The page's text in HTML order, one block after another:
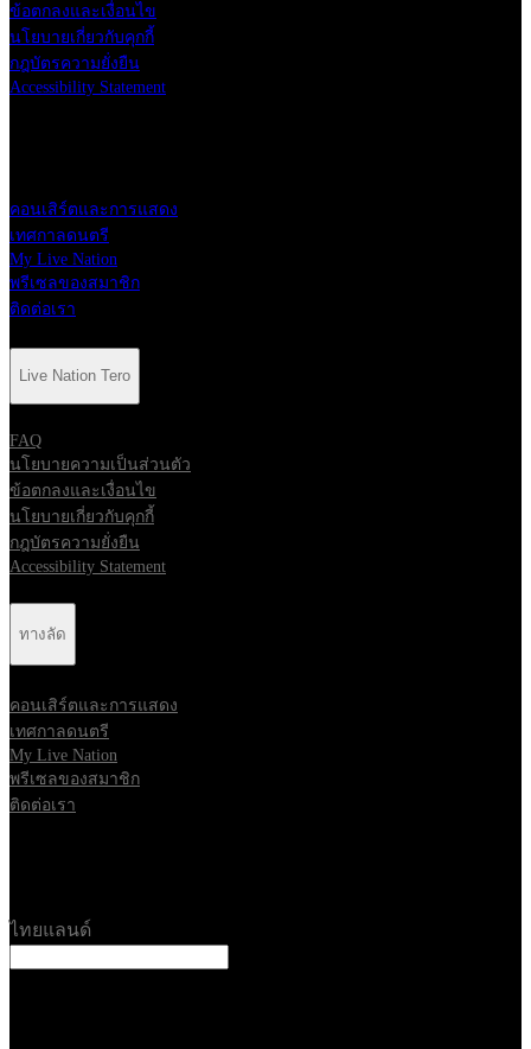
ข้อตกลงและเงื่อนไข
นโยบายเกี่ยวกับคุกกี้
กฎบัตรความยั่งยืน
Accessibility Statement
คอนเสิร์ตและการแสดง
เทศกาลดนตรี
My Live Nation
พรีเซลของสมาชิก
ติดต่อเรา
Live Nation Tero
FAQ
นโยบายความเป็นส่วนตัว
ข้อตกลงและเงื่อนไข
นโยบายเกี่ยวกับคุกกี้
กฎบัตรความยั่งยืน
Accessibility Statement
ทางลัด
คอนเสิร์ตและการแสดง
เทศกาลดนตรี
My Live Nation
พรีเซลของสมาชิก
ติดต่อเรา
ไทยแลนด์